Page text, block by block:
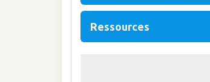
Ressources